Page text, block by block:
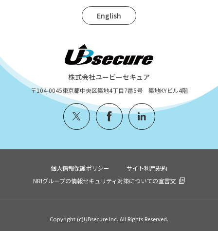
English
株式会社ユービーセキュア
〒104-0045東京都中央区築地4丁目7番5号 築地KYビル4階
個人情報保護ポリシー
サイト利用規約
NRIグループの情報セキュリティ対策についての宣言文
Copyright (c)UBsecure Inc. All Rights Reserved.